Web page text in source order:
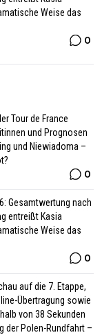
Weise das
0
Tour de France
und Prognosen
und Niewiadoma –
0
Gesamtwertung nach
entreißt Kasia
Weise das
0
auf die 7. Etappe,
Übertragung sowie
von 38 Sekunden
der Polen-Rundfahrt –